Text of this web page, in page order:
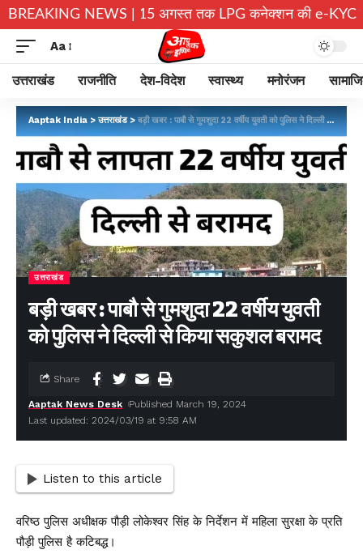
BREAKING NEWS |
ने छोड़े घर 15 अगस्त तक LPG कनेक्शन की e-KYC जरूरी, नहीं
Aa
उत्तराखंड राजनीति देश-विदेश स्वास्थ्य मनोरंजन
Aaptak India>उत्तराखंड>बड़ी खबर : पाबौ से गुमशुदा 22 वर्षीय युवती को पुलिस ने दिल्ली से किया सकुशल बरामद
उत्तराखंड
बड़ी खबर : पाबौ से गुमशुदा 22 वर्षीय युवती
को पुलिस ने दिल्ली से किया सकुशल बरामद
Last updated: 2024/03/19 at 9:58 AM
Aaptak News Desk Published March 19, 2024
Share
Listen to this article
वरिष्ठ पुलिस अधीक्षक पौड़ी लोकेश्वर सिंह के निर्देशन में महिला सुरक्षा के प्रति
पौड़ी पुलिस है कटिबद्ध।